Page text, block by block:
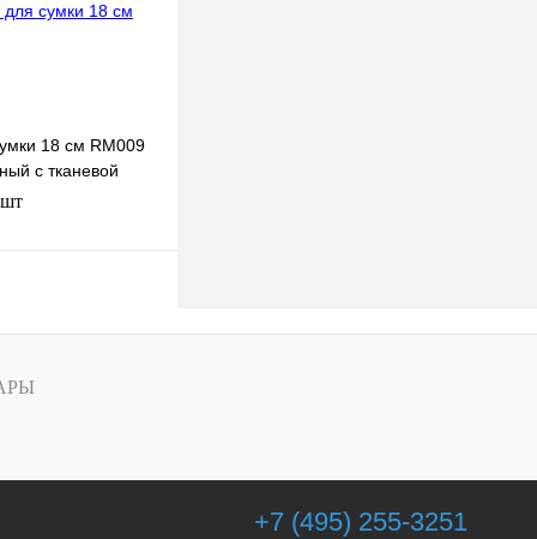
18 см RM009
с тканевой
желтый-
+7 (495) 255-3251